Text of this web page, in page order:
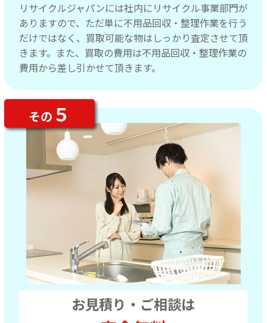
リサイクルジャパンには社内にリサイクル事業部門が
ありますので、ただ単に不用品回収・整理作業を行う
だけではなく、買取可能な物はしっかり査定させて頂
きます。また、買取の費用は不用品回収・整理作業の
費用から差し引かせて頂きます。
お見積り・ご相談は
その ５